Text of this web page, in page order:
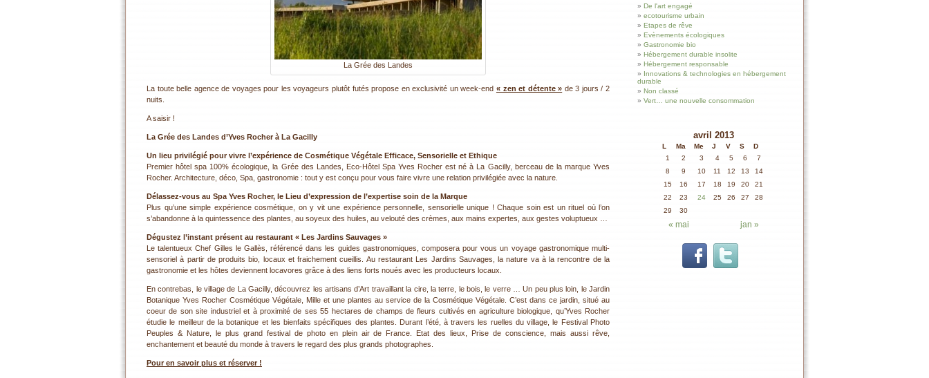
La Grée des Landes
La toute belle agence de voyages pour les voyageurs plutôt futés propose en exclusivité un week-end « zen et détente » de 3 jours / 2
nuits.
A saisir !
La Grée des Landes d’Yves Rocher à La Gacilly
Un lieu privilégié pour vivre l’expérience de Cosmétique Végétale Efficace, Sensorielle et Ethique
Premier hôtel spa 100% écologique, la Grée des Landes, Eco-Hôtel Spa Yves Rocher est né à La Gacilly, berceau de la marque Yves
Rocher. Architecture, déco, Spa, gastronomie : tout y est conçu pour vous faire vivre une relation privilégiée avec la nature.
Délassez-vous au Spa Yves Rocher, le Lieu d’expression de l’expertise soin de la Marque
Plus qu’une simple expérience cosmétique, on y vit une expérience personnelle, sensorielle unique ! Chaque soin est un rituel où l’on
s’abandonne à la quintessence des plantes, au soyeux des huiles, au velouté des crèmes, aux mains expertes, aux gestes voluptueux …
Dégustez l’instant présent au restaurant « Les Jardins Sauvages »
Le talentueux Chef Gilles le Gallès, référencé dans les guides gastronomiques, composera pour vous un voyage gastronomique multi-
sensoriel à partir de produits bio, locaux et fraichement cueillis. Au restaurant Les Jardins Sauvages, la nature va à la rencontre de la
gastronomie et les hôtes deviennent locavores grâce à des liens forts noués avec les producteurs locaux.
En contrebas, le village de La Gacilly, découvrez les artisans d’Art travaillant la cire, la terre, le bois, le verre … Un peu plus loin, le Jardin
Botanique Yves Rocher Cosmétique Végétale, Mille et une plantes au service de la Cosmétique Végétale. C’est dans ce jardin, situé au
coeur de son site industriel et à proximité de ses 55 hectares de champs de fleurs cultivés en agriculture biologique, qu’Yves Rocher
étudie le meilleur de la botanique et les bienfaits spécifiques des plantes. Durant l’été, à travers les ruelles du village, le Festival Photo
Peuples & Nature, le plus grand festival de photo en plein air de France. Etat des lieux, Prise de conscience, mais aussi rêve,
enchantement et beauté du monde à travers le regard des plus grands photographes.
Pour en savoir plus et réserver !
De l'art engagé
ecotourisme urbain
Etapes de rêve
Evènements écologiques
Gastronomie bio
Hébergement durable insolite
Hébergement responsable
Innovations & technologies en hébergement
durable
Non classé
Vert… une nouvelle consommation
avril 2013
L Ma Me J V S D
« mai jan »
1 2 3 4 5 6
7
8
9 10 11 12 13
14
15
16 17 18 19 20
21
22
23 24 25 26 27
28
29
30